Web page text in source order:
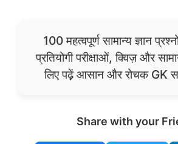
100 महत्वपूर्ण सामान्य ज्ञान
प्रतियोगी परीक्षाओं, क्विज़ और
लिए पढ़ें आसान और रोचक GK
Share with your